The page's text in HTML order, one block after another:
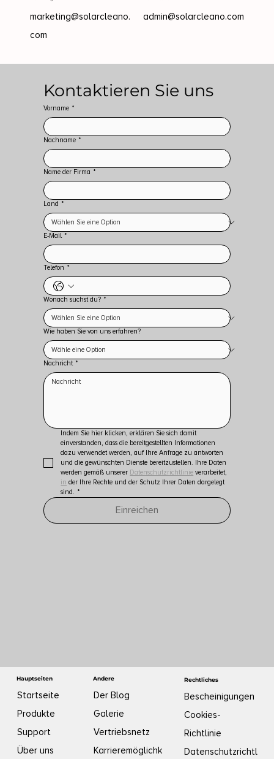
marketing@solarcleano.
com
admin@solarcleano.com
Kontaktieren Sie uns
Vorname *
Nachname *
Name der Firma *
Land *
E-Mail *
Telefon *
Wonach suchst du? *
Wie haben Sie von uns erfahren?
Nachricht *
Indem Sie hier klicken, erklären Sie sich damit
einverstanden, dass die bereitgestellten Informationen
dazu verwendet werden, auf Ihre Anfrage zu antworten
und die gewünschten Dienste bereitzustellen. Ihre Daten
werden gemäß unserer Datenschutzrichtlinie
in der Ihre Rechte und der Schutz Ihrer Daten dargelegt
sind. *
Einreichen
Hauptseiten
Startseite
Produkte
Support
Über uns
Andere
Der Blog
Galerie
Vertriebsnetz
Karrieremöglichk
Rechtliches
Bescheinigungen
Cookies-
Richtlinie
Datenschutzrichtl